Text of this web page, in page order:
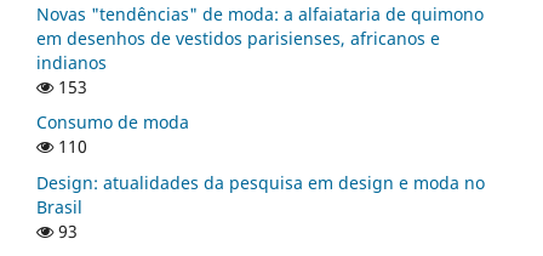
Novas "tendências" de moda: a alfaiataria de quimono
em desenhos de vestidos parisienses, africanos e
indianos
153
Consumo de moda
110
Design: atualidades da pesquisa em design e moda no
Brasil
93